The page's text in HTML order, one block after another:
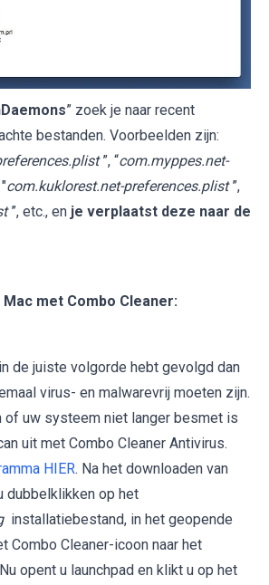
” zoek je naar recent
bestanden. Voorbeelden zijn:
”, “com.myppes.net-
com.kuklorest.net-preferences.plist ”,
”, etc., en je verplaatst deze naar de
Mac met Combo Cleaner:
de juiste volgorde hebt gevolgd dan
virus- en malwarevrij moeten zijn.
of uw systeem niet langer besmet is
uit met Combo Cleaner Antivirus.
HIER. Na het downloaden van
dubbelklikken op het
installatiebestand, in het geopende
Combo Cleaner-icoon naar het
opent u launchpad en klikt u op het